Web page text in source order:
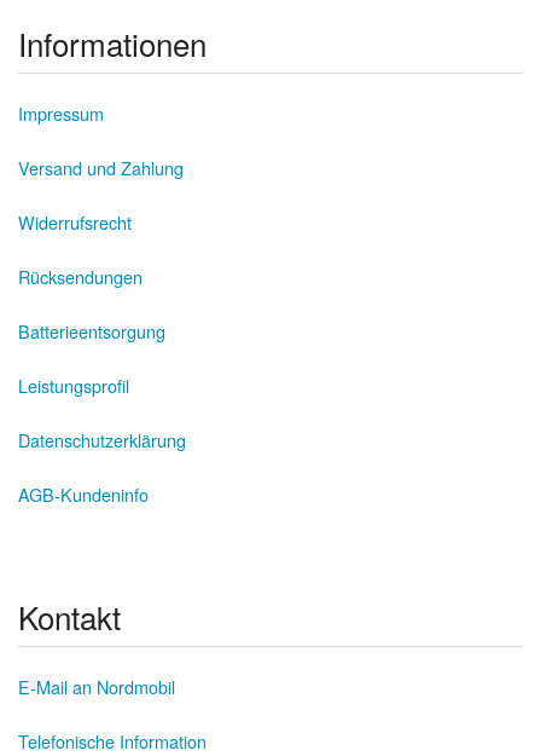
Informationen
Impressum
Versand und Zahlung
Widerrufsrecht
Rücksendungen
Batterieentsorgung
Leistungsprofil
Datenschutzerklärung
AGB-Kundeninfo
Kontakt
E-Mail an Nordmobil
Telefonische Information